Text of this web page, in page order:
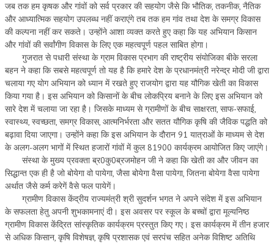
RELIGIOUS WING
RURAL DEVELOPMENT WING
MAGAZINES
GYANAMRIT
OMSHANTIMEDIA
WORLDRENEWAL
PURITY
SHIVAMANTRAN
ARTICLES
SIX STAGES OF THE MIND
जब तक हम कृषक और गांवों को सर्व प्रकार की सहयोग जैसे कि भौतिक, तकनीक, नैतिक
और आध्यात्मिक सहयोग उपलब्ध नहीं कराएंगे तब तक हम गांव तथा देश के समग्र विकास
की कल्पना नहीं कर सकते। उन्होंने आशा व्यक्त करते हुए कहा कि यह अभियान किसान
और गांवों की सर्वांगीण विकास के लिए एक महत्वपूर्ण पहल साबित होगा।
गुजरात से पधारी संस्था के ग्राम विकास प्रभाग की राष्ट्रीय संयोजिका बीके सरला
बहन ने कहा कि सबसे महत्वपूर्ण तो यह है कि हमारे देश के प्रधानमंत्री नरेन्द्र मोदी जी द्वारा
चलाया गए योग अभियान को ध्यान में रखते हुए राजयोग द्वारा यह यौगिक खेती का विकास
किया गया है। इस अभियान को किसानों के बीच लोकप्रिय बनाने के लिए इस अभियान को
सारे देश में चलाया जा रहा है। जिसके माध्यम से ग्रामीणों के बीच साक्षरता, साफ-सफाई,
स्वास्थ्य, स्वच्छता, समग्र विकास, आत्मनिर्भरता और सतत यौगिक कृषि की जैविक पद्धति को
बढ़ावा दिया जाएगा। उन्होंने कहा कि इस अभियान के दौरान 91 यात्राओं के माध्यम से देश
के अलग-अलग भागों में स्थित हजारों गांवों में कुल 81900 कार्यक्रम आयोजित किए जाएंगे।
संस्था के मुख्य प्रवक्ता ब्र0कु0ब्रजमोहन जी ने कहा कि खेती का और जीवन का
सिद्धान्त एक ही है जो बोयेगा वो पायेगा, जैसा बोयेगा वैसा पायेगा, जितना बोयेगा वैसा पायेगा
अर्थात जैसे कर्म करेगें वैसे फल पायेगें।
ग्रामीण विकास केंद्रीय राज्यमंत्री श्री सुदर्शन भगत ने अपने संदेश में इस अभियान
के सफलता हेतु अपनी शुभकामनाएं दी। इस अवसर पर स्कूल के बच्चों द्वारा मूल्यनिष्ठ
ग्रामीण विकास केंद्रित सांस्कृतिक कार्यक्रम प्रस्तुत किए गए। इस कार्यक्रम में तीन हजार
से अधिक किसान, कृषि विशेषज्ञ, कृषि प्रशासक एवं सरपंच सहित अनेक विशिष्ट अतिथि